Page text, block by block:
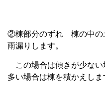
②棟部分のずれ 棟の中の
雨漏りします。
この場合は傾きが少ない
多い場合は棟を積かえしま